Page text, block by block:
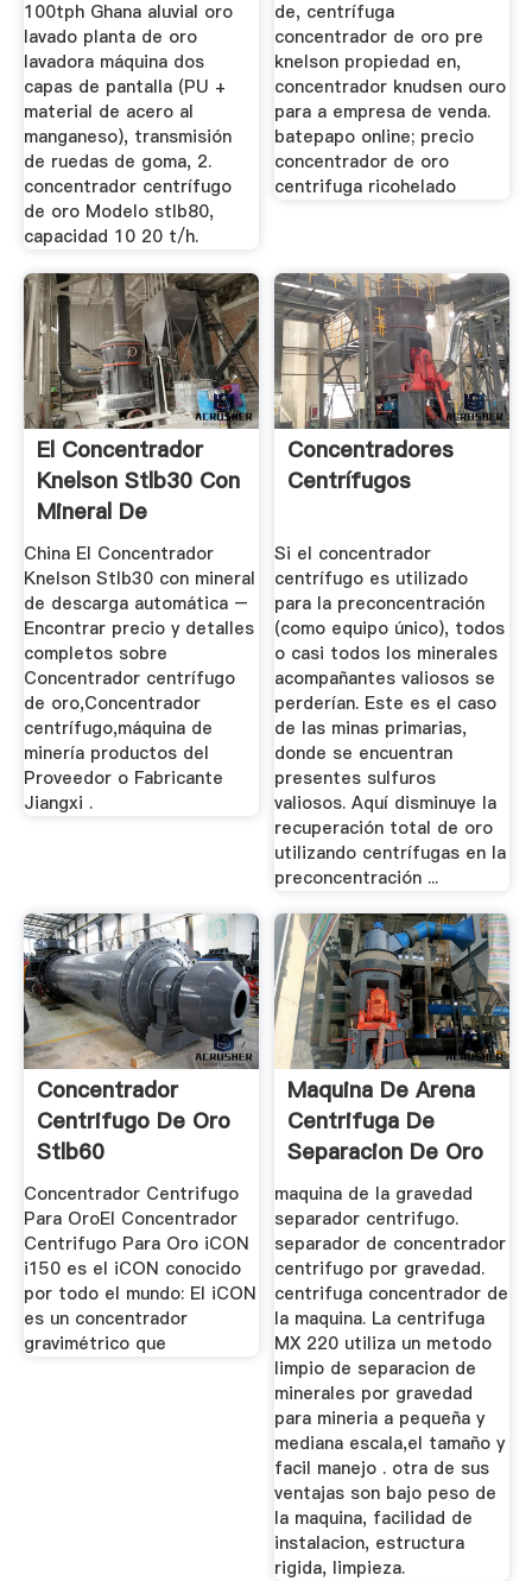
100tph Ghana aluvial oro
lavado planta de oro
lavadora máquina dos
capas de pantalla (PU +
material de acero al
manganeso), transmisión
de ruedas de goma, 2.
concentrador centrífugo
de oro Modelo stlb80,
capacidad 10 20 t/h.
de, centrífuga
concentrador de oro pre
knelson propiedad en,
concentrador knudsen ouro
para a empresa de venda.
batepapo online; precio
concentrador de oro
centrifuga ricohelado
El Concentrador
Knelson Stlb30 Con
Mineral De
Descarga ...
China El Concentrador
Knelson Stlb30 con mineral
de descarga automática –
Encontrar precio y detalles
completos sobre
Concentrador centrífugo
de oro,Concentrador
centrífugo,máquina de
minería productos del
Proveedor o Fabricante
Jiangxi .
Concentradores
Centrífugos
Si el concentrador
centrífugo es utilizado
para la preconcentración
(como equipo único), todos
o casi todos los minerales
acompañantes valiosos se
perderían. Este es el caso
de las minas primarias,
donde se encuentran
presentes sulfuros
valiosos. Aquí disminuye la
recuperación total de oro
utilizando centrífugas en la
preconcentración ...
Concentrador
Centrifugo De Oro
Stlb60
Concentrador Centrifugo
Para OroEl Concentrador
Centrifugo Para Oro iCON
i150 es el iCON conocido
por todo el mundo: El iCON
es un concentrador
gravimétrico que
Maquina De Arena
Centrifuga De
Separacion De Oro
Stlb80
maquina de la gravedad
separador centrifugo.
separador de concentrador
centrifugo por gravedad.
centrifuga concentrador de
la maquina. La centrifuga
MX 220 utiliza un metodo
limpio de separacion de
minerales por gravedad
para mineria a pequeña y
mediana escala,el tamaño y
facil manejo . otra de sus
ventajas son bajo peso de
la maquina, facilidad de
instalacion, estructura
rigida, limpieza.